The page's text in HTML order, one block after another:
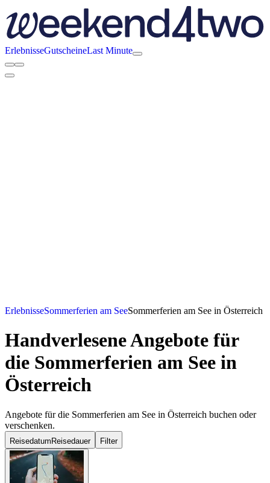
ErlebnisseGutscheineLast Minute
ErlebnisseSommerferien am SeeSommerferien am See in Österreich
Handverlesene Angebote für
die Sommerferien am See in
Österreich
Angebote für die Sommerferien am See in Österreich buchen oder
verschenken.
Reisedatum Reisedauer Filter